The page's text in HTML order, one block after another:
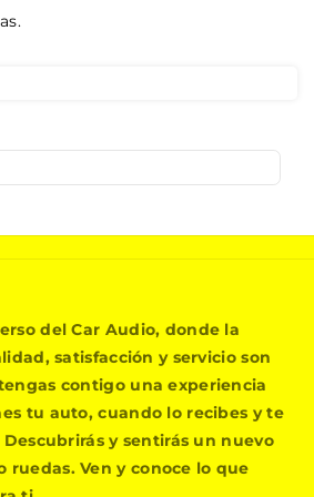
del Car Audio, donde la
satisfacción y servicio son
contigo una experiencia
tu auto, cuando lo recibes y te
y sentirás un nuevo
ruedas. Ven y conoce lo que